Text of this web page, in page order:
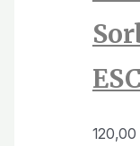
120,00